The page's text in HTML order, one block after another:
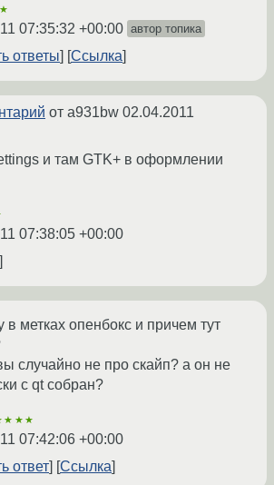
★
07:35:32 +00:00 автор топика
ответы Ссылка
от a931bw 02.04.2011
и там GTK+ в оформлении
07:38:05 +00:00
в метках опенбокс и причем тут
случайно не про скайп? а он не
с qt собран?
07:42:06 +00:00
ответ
Ссылка